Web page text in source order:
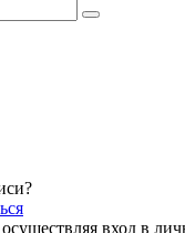
вход в